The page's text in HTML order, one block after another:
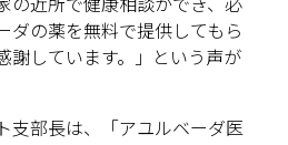
ダの薬を無料で提供してもら
謝しています。」という声が
支部長は、「アユルベーダ医